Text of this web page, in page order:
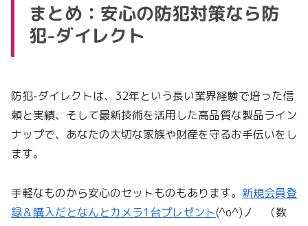
まとめ：安心の防犯対策なら防
犯-ダイレクト
防犯-ダイレクトは、32年という長い業界経験で培った信
頼と実績、そして最新技術を活用した高品質な製品ライン
ナップで、あなたの大切な家族や財産を守るお手伝いをし
ます。
手軽なものから安心のセットものもあります。 新規会員登
録＆購入だとなんとカメラ1台プレゼント(^o^)丿 （数